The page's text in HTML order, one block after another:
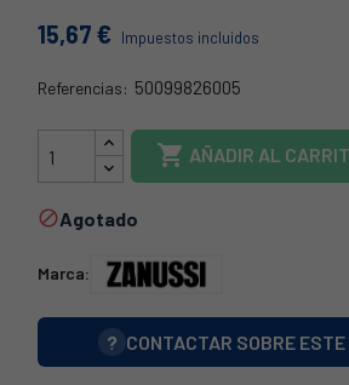
15,67 € Impuestos incluidos
Referencias: 50099826005
73ZN0086
 AÑADIR AL
Agotado
Marca:
? CONTACTAR SOBRE ESTE